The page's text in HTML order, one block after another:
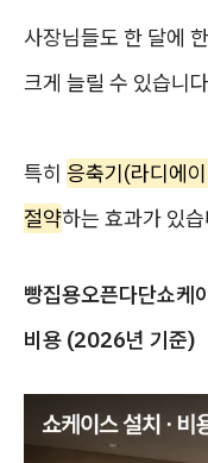
사장님들도 한 달에
크게 늘릴 수 있습니
특히 응축기(라디에
절약하는 효과가 있
빵집용오픈다단쇼케
비용 (2026년 기준)